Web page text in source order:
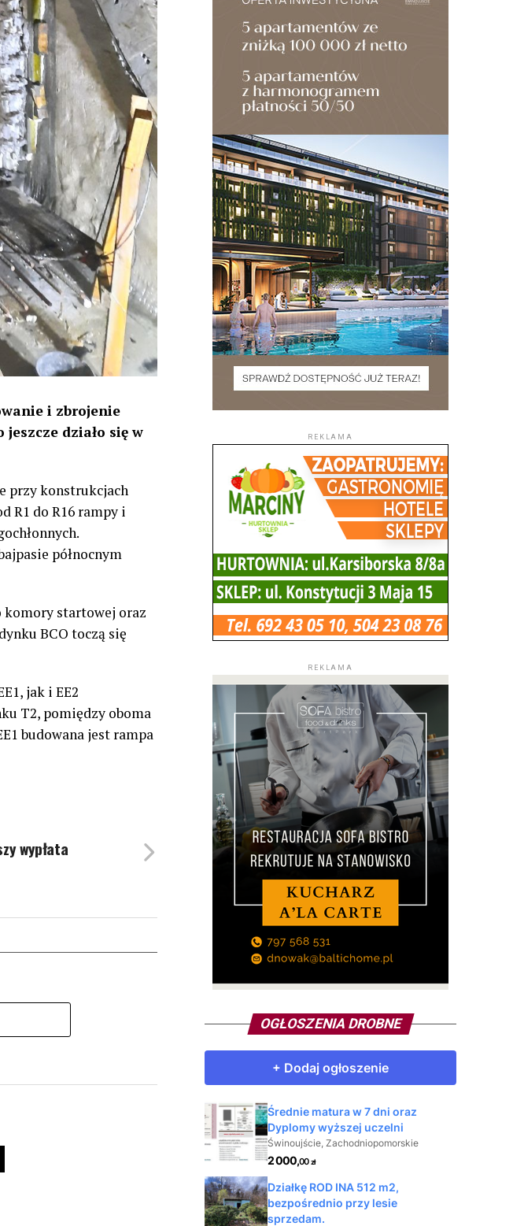
i zbrojenie
działo się w
przy konstrukcjach
R1 do R16 rampy i
północnym
komory startowej oraz
BCO toczą się
jak i EE2
T2, pomiędzy oboma
budowana jest rampa
wypłata
REKLAMA
REKLAMA
OGŁOSZENIA DROBNE